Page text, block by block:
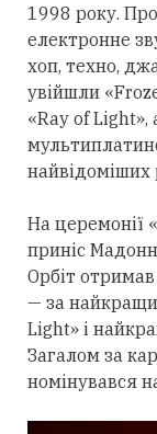
1998 року.
електронне
хоп, техно,
увійшли
«Ray of Light»,
найвідоміших
На церемонії
приніс
Орбіт отримав
— за
Light» і
Загалом за
номінувався